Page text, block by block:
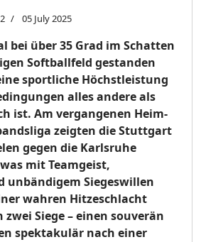
05 July 2025
bei über 35 Grad im Schatten
Softballfeld gestanden
sportliche Höchstleistung
alles andere als
ist. Am vergangenen Heim-
zeigten die Stuttgart
gegen die Karlsruhe
mit Teamgeist,
unbändigem Siegeswillen
wahren Hitzeschlacht
Siege – einen souverän
spektakulär nach einer